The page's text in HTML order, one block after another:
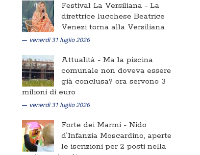
Festival La Versiliana - La
direttrice lucchese Beatrice
Venezi torna alla Versiliana
venerdì 31 luglio 2026
Attualità - Ma la piscina
comunale non doveva essere
già conclusa? ora servono 3
milioni di euro
venerdì 31 luglio 2026
Forte dei Marmi - Nido
d'Infanzia Moscardino, aperte
le iscrizioni per 2 posti nella